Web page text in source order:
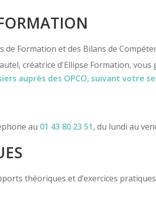
de Formation et des Bilans de
créatrice d'Ellipse Formation, vous
auprès des OPCO, suivant votre
au 01 43 80 23 51, du lundi au
théoriques et d’exercices